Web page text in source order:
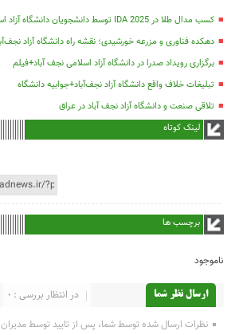
کسب مدال طلا در IDA 2025 توسط دانشجویان دانشگاه آزاد اسلامی نجف‌آباد
دهکده فناوری و مزرعه خورشیدی؛ نقشه راه دانشگاه آزاد
برگزاری رویداد صدرا در دانشگاه آزاد اسلامی نجف آباد+فیلم
تبلیغات خلاف واقع دانشگاه آزاد نجف‌آباد+جوابیه دانشگاه
تلاقی صنعت و دانشگاه آزاد نجف آباد در عراق
لینک کوتاه
برچسب ها
ناموجود
ارسال نظر شما
در انتظار بررسی : 0
نظرات ارسال شده توسط شما، پس از تایید توسط مدیران